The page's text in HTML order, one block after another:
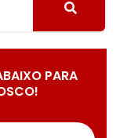
PARA